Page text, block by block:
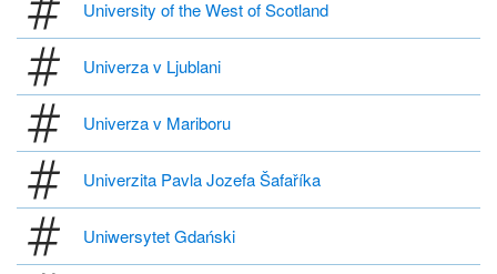
University of the West of Scotland
Univerza v Ljublani
Univerza v Mariboru
Univerzita Pavla Jozefa Šafaříka
Uniwersytet Gdański